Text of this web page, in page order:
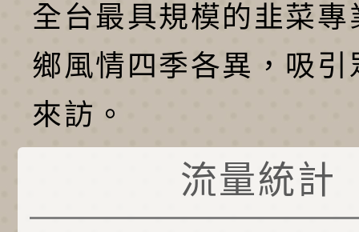
全台最具規模的韭菜專
鄉風情四季各異，吸引
來訪。
流量統計